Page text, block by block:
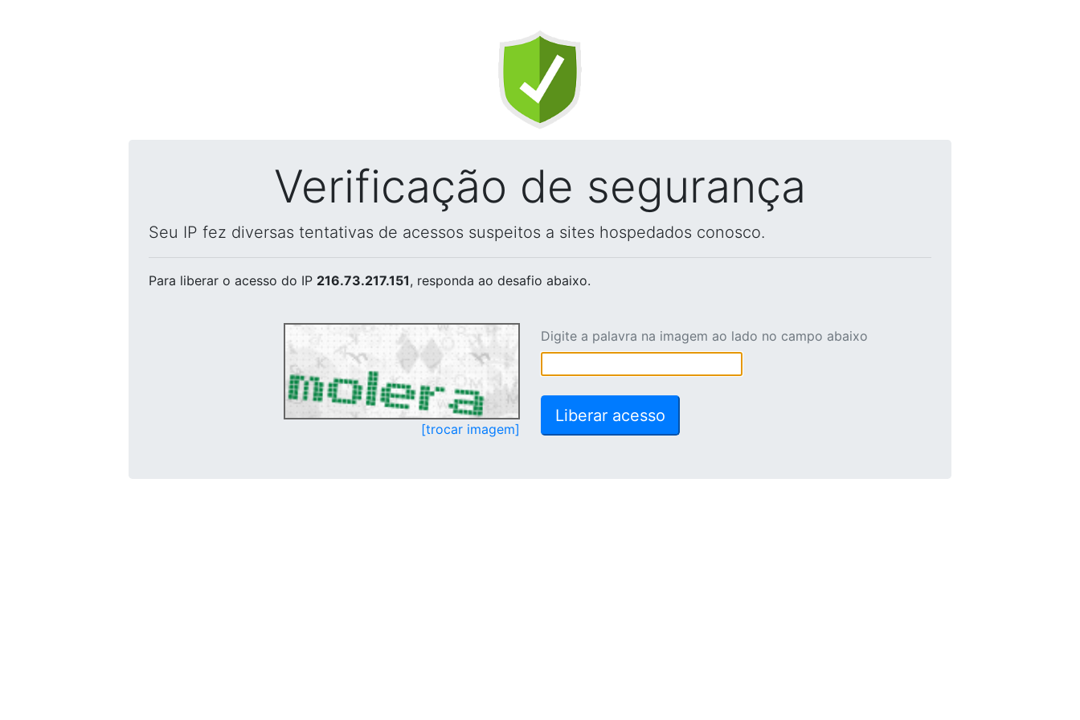
Verificação de segurança
Seu IP fez diversas tentativas de acessos suspeitos a sites hospedados conosco.
Para liberar o acesso do IP 216.73.217.151, responda ao desafio abaixo.
[trocar imagem]
Digite a palavra na imagem ao lado no campo abaixo